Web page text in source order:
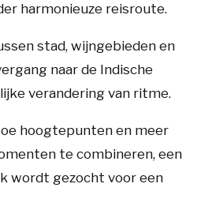
harmonieuze reisroute.
stad, wijngebieden en
naar de Indische
verandering van ritme.
hoogtepunten en meer
te combineren, een
wordt gezocht voor een